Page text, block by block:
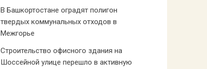
В Башкортостане оградят полигон
твердых коммунальных отходов в
Межгорье
Строительство офисного здания на
Шоссейной улице перешло в активную